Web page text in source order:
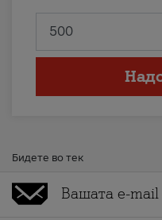
Бидете во тек